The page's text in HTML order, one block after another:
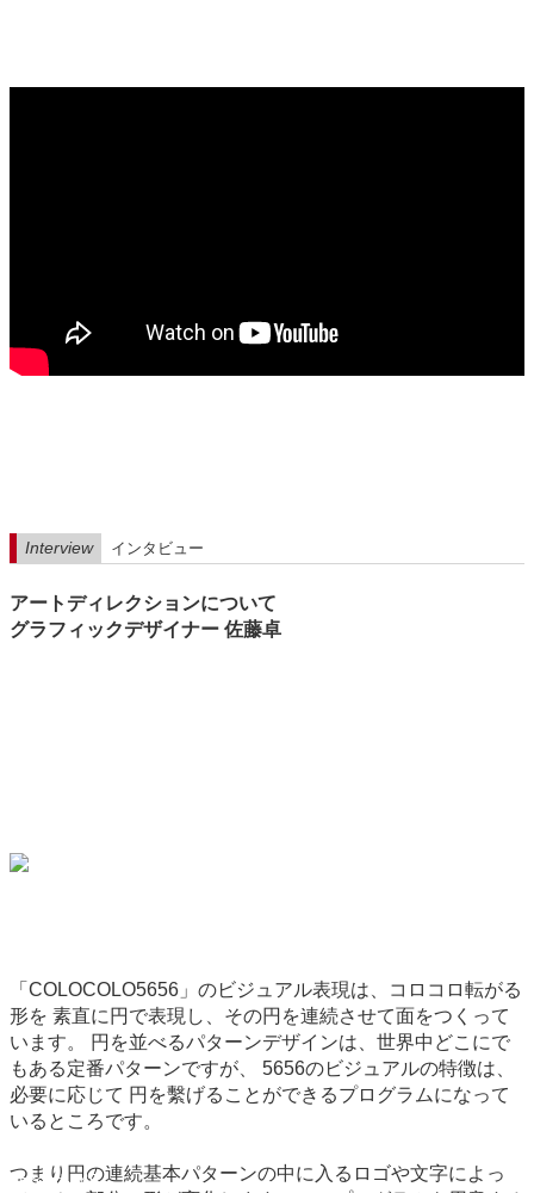
Interview インタビュー
アートディレクションについて
グラフィックデザイナー 佐藤卓
「COLOCOLO5656」のビジュアル表現は、コロコロ転がる
形を 素直に円で表現し、その円を連続させて面をつくって
います。 円を並べるパターンデザインは、世界中どこにで
もある定番パターンですが、 5656のビジュアルの特徴は、
必要に応じて 円を繫げることができるプログラムになって
いるところです。
つまり円の連続基本パターンの中に入るロゴや文字によっ
backend-145